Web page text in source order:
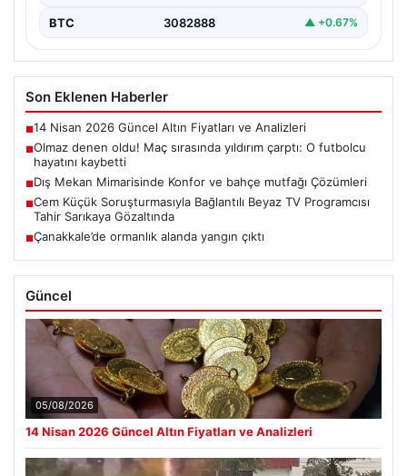
BTC 3082888 ▲ +0.67%
Son Eklenen Haberler
■14 Nisan 2026 Güncel Altın Fiyatları ve Analizleri
■Olmaz denen oldu! Maç sırasında yıldırım çarptı: O futbolcu
hayatını kaybetti
■Dış Mekan Mimarisinde Konfor ve bahçe mutfağı Çözümleri
■Cem Küçük Soruşturmasıyla Bağlantılı Beyaz TV Programcısı
Tahir Sarıkaya Gözaltında
■Çanakkale’de ormanlık alanda yangın çıktı
Güncel
05/08/2026
14 Nisan 2026 Güncel Altın Fiyatları ve Analizleri